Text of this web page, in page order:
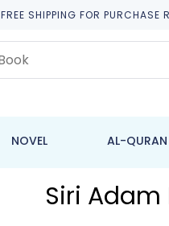
FREE SHIPPING FOR
NOVEL AL-QURAN
Siri Adam